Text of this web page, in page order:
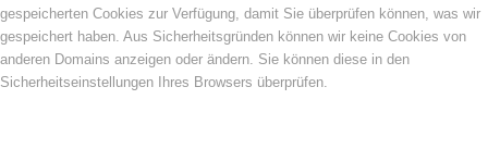
gespeicherten Cookies zur Verfügung, damit Sie überprüfen können, was wir
gespeichert haben. Aus Sicherheitsgründen können wir keine Cookies von
anderen Domains anzeigen oder ändern. Sie können diese in den
Sicherheitseinstellungen Ihres Browsers überprüfen.